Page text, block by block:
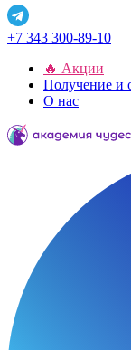
+7 343 300-89-10
🔥 Акции
Получение и
О нас